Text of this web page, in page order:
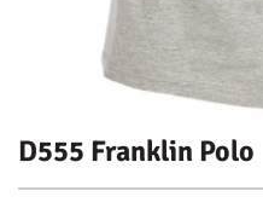
D555 Franklin Polo